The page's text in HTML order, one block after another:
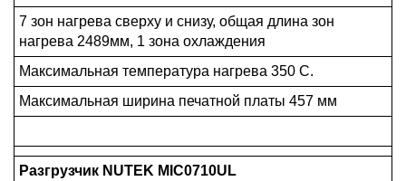
7 зон нагрева сверху и снизу, общая длина зон
нагрева 2489мм, 1 зона охлаждения
Максимальная температура нагрева 350 C.
Максимальная ширина печатной платы 457 мм
Разгрузчик NUTEK MIC0710UL